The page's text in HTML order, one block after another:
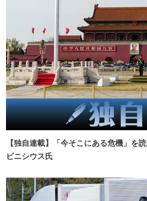
【独自連載】「今そこにある危機」を
ビニシウス氏